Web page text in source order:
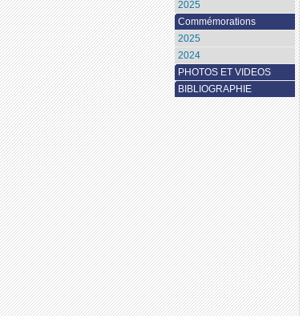
2025
Commémorations
2025
2024
PHOTOS ET VIDEOS
BIBLIOGRAPHIE